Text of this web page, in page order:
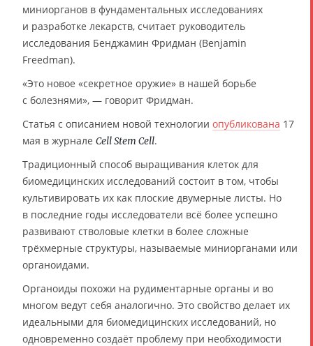
миниорганов в фундаментальных исследованиях
и разработке лекарств, считает руководитель
исследования Бенджамин Фридман (Benjamin
Freedman).
«Это новое «секретное оружие» в нашей борьбе
с болезнями», — говорит Фридман.
Статья с описанием новой технологии опубликована 17
мая в журнале Cell Stem Cell.
Традиционный способ выращивания клеток для
биомедицинских исследований состоит в том, чтобы
культивировать их как плоские двумерные листы. Но
в последние годы исследователи всё более успешно
развивают стволовые клетки в более сложные
трёхмерные структуры, называемые миниорганами или
органоидами.
Органоиды похожи на рудиментарные органы и во
многом ведут себя аналогично. Это свойство делает их
идеальными для биомедицинских исследований, но
одновременно создаёт проблему при необходимости